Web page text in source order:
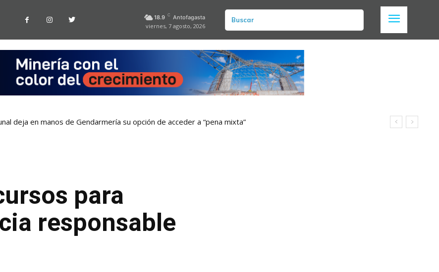
18.9 C Antofagasta
viernes, 7 agosto, 2026
Buscar
deja en manos de Gendarmería su opción de acceder a “pena mixta”
para
responsable